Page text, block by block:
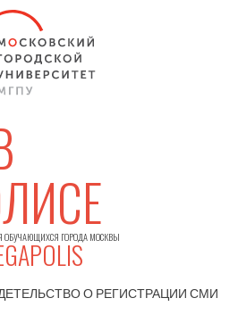
ГОРОДА МОСКВЫ
О РЕГИСТРАЦИИСМИ